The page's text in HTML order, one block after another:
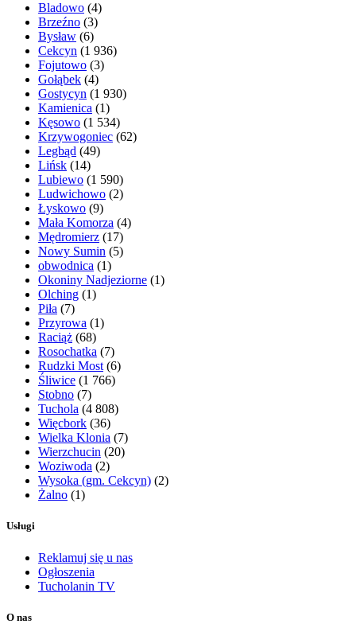
Bladowo (4)
Brzeźno (3)
Bysław (6)
Cekcyn (1 936)
Fojutowo (3)
Gołąbek (4)
Gostycyn (1 930)
Kamienica (1)
Kęsowo (1 534)
Krzywogoniec (62)
Legbąd (49)
Lińsk (14)
Lubiewo (1 590)
Ludwichowo (2)
Łyskowo (9)
Mała Komorza (4)
Mędromierz (17)
Nowy Sumin (5)
obwodnica (1)
Okoniny Nadjeziorne (1)
Olching (1)
Piła (7)
Przyrowa (1)
Raciąż (68)
Rosochatka (7)
Rudzki Most (6)
Śliwice (1 766)
Stobno (7)
Tuchola (4 808)
Więcbork (36)
Wielka Klonia (7)
Wierzchucin (20)
Woziwoda (2)
Wysoka (gm. Cekcyn) (2)
Żalno (1)
Usługi
Reklamuj się u nas
Ogłoszenia
Tucholanin TV
O nas